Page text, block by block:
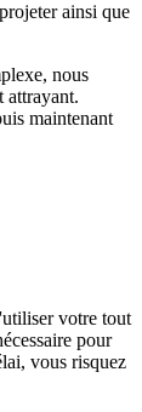
ainsi que
nous
attrayant.
maintenant
votre tout
pour
vous risquez